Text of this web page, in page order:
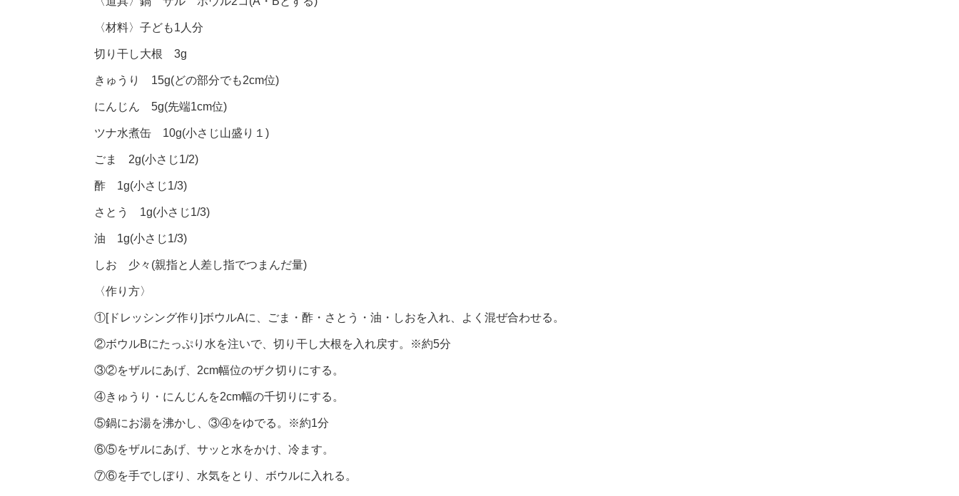
〈材料〉子ども1人分
切り干し大根 3g
きゅうり 15g(どの部分でも2cm位)
にんじん 5g(先端1cm位)
ツナ水煮缶 10g(小さじ山盛り１)
ごま 2g(小さじ1/2)
酢 1g(小さじ1/3)
さとう 1g(小さじ1/3)
油 1g(小さじ1/3)
しお 少々(親指と人差し指でつまんだ量)
〈作り方〉
①[ドレッシング作り]ボウルAに、ごま・酢・さとう・油・しおを入れ、よく混ぜ合わせる。
②ボウルBにたっぷり水を注いで、切り干し大根を入れ戻す。※約5分
③②をザルにあげ、2cm幅位のザク切りにする。
④きゅうり・にんじんを2cm幅の千切りにする。
⑤鍋にお湯を沸かし、③④をゆでる。※約1分
⑥⑤をザルにあげ、サッと水をかけ、冷ます。
⑦⑥を手でしぼり、水気をとり、ボウルに入れる。